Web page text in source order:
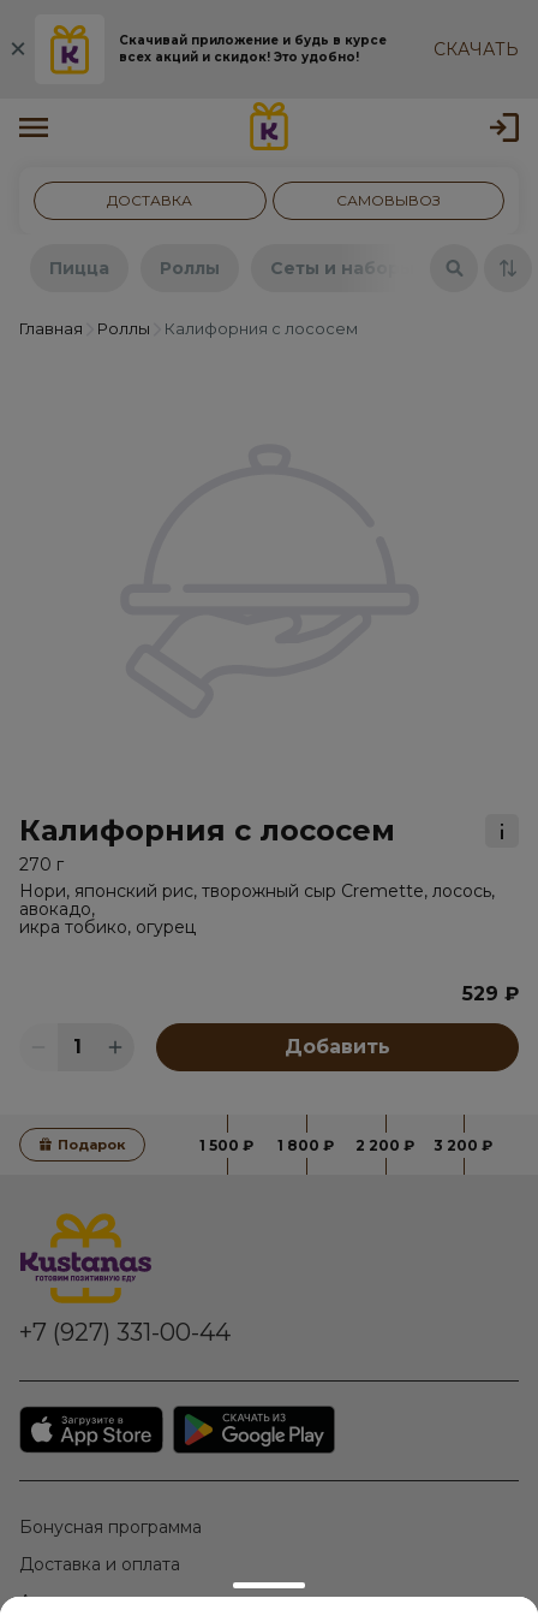
Скачивай приложение и будь в курсе
всех акций и скидок! Это удобно!
СКАЧАТЬ
ДОСТАВКА САМОВЫВОЗ
Пицца Роллы Сеты и наборы
Главная Роллы Калифорния с лососем
Калифорния с лососем
270 г
Нори, японский рис, творожный сыр Cremette, лосось,
авокадо,
икра тобико, огурец
529 ₽
1 Добавить
Подарок 1 500 ₽ 1 800 ₽ 2 200 ₽ 3 200 ₽
+7 (927) 331-00-44
Бонусная программа
Доставка и оплата
Акции